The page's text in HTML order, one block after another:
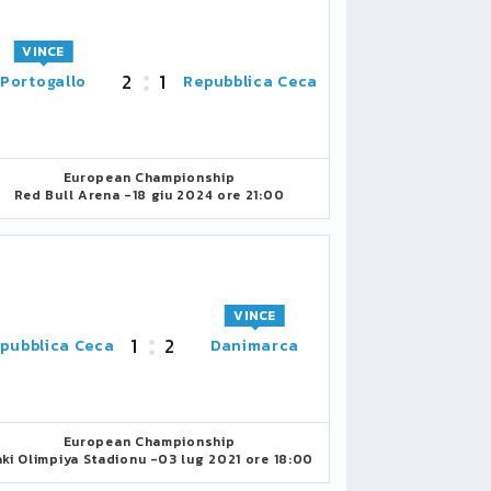
Portogallo
VINCE
2 1 Repubblica Ceca
European Championship
Red Bull Arena -18 giu 2024 ore 21:00
Ceca 1 2 Danimarca
VINCE
European Championship
Olimpiya Stadionu -03 lug 2021 ore 18:00